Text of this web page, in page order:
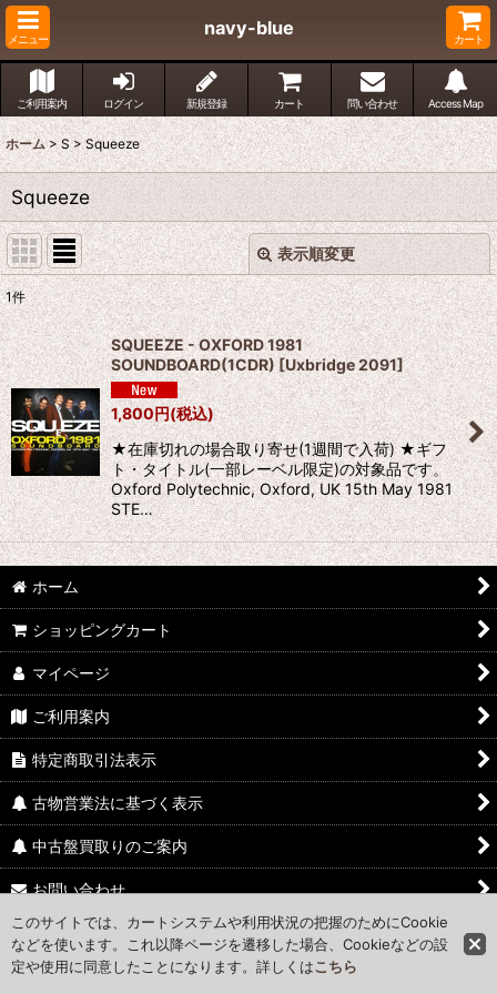
メニュー
navy-blue
カート
ご利用案内 ログイン 新規登録 カート 問い合わせ Access Map
ホーム > S > Squeeze
Squeeze
表示順変更
表示数:
並び順:
絞り込む
閉じる
1件
SQUEEZE - OXFORD 1981
SOUNDBOARD(1CDR) [Uxbridge 2091]
1,800円(税込)
★在庫切れの場合取り寄せ(1週間で入荷) ★ギフ
ト・タイトル(一部レーベル限定)の対象品です。
Oxford Polytechnic, Oxford, UK 15th May 1981
STE…
ホーム
ショッピングカート
マイページ
ご利用案内
特定商取引法表示
古物営業法に基づく表示
中古盤買取りのご案内
お問い合わせ
Access Map
このサイトでは、カートシステムや利用状況の把握のためにCookie
などを使います。これ以降ページを遷移した場合、Cookieなどの設
定や使用に同意したことになります。詳しくはこちら